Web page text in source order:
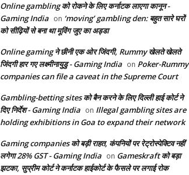
Online gambling को रोकने के लिए कर्नाटक लाएगा कानून -
Gaming India on ‘moving’ gambling den: बहुत सारे घरों
को सीढ़ियों से बना था मूविंग जुए का अड्डा
Online gaming ने छीनी एक ओर जिंदगी, Rummy खेलते खेलते
जिंदगी हार गए लक्ष्मीनायुडु - Gaming India on Poker-Rummy
companies can file a caveat in the Supreme Court
Gambling-betting sites को बैन करने के लिए दिल्ली हाई कोर्ट ने
दिए निर्देश - Gaming India on Illegal gambling sites are
holding exhibitions in Goa to expand their network
Gaming companies को बड़ी राहत, कंपनियों पर रेट्रोस्पेक्टिव नहीं
लगेगा 28% GST - Gaming India on Gameskraft को बड़ा
झटका, सुप्रीम कोर्ट ने कर्नाटक हाईकोर्ट के फैसले पर लगाई रोक